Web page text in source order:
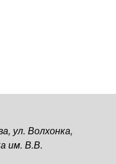
ул. Волхонка,
им. В.В.